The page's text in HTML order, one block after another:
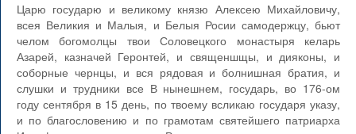
Царю государю и великому князю Алексею Михайловичу,
всея Великия и Малыя, и Белыя Росии самодержцу, бьют
челом богомолцы твои Соловецкого монастыря келарь
Азарей, казначей Геронтей, и священшщы, и дияконы, и
соборные чернцы, и вся рядовая и болнишная братия, и
слушки и трудники все В нынешнем, государь, во 176-ом
году сентября в 15 день, по твоему всликаю государя указу,
и по благословению и по грамотам святейшего патриарха